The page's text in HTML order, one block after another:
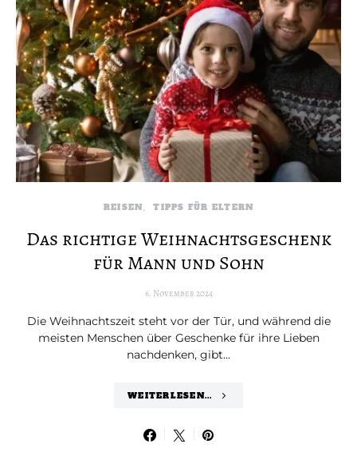
REISEN TIPPS FÜR ELTERN
Das richtige Weihnachtsgeschenk
für Mann und Sohn
6. November 2024
Die Weihnachtszeit steht vor der Tür, und während die
meisten Menschen über Geschenke für ihre Lieben
nachdenken, gibt…
WEITERLESEN...